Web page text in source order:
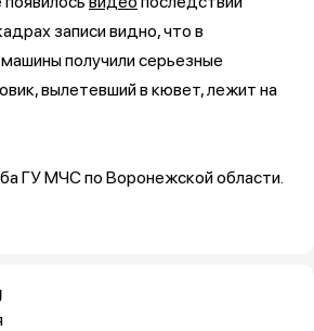
записи видно, что в
получили серьезные
вылетевший в кювет, лежит на
ГУ МЧС по Воронежской области.